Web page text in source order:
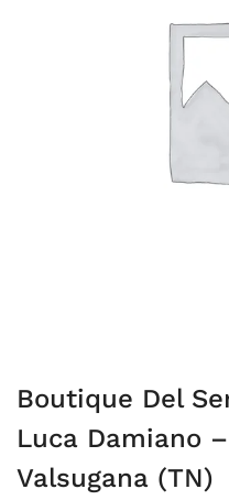
Boutique Del
Luca Damiano
Valsugana (TN)